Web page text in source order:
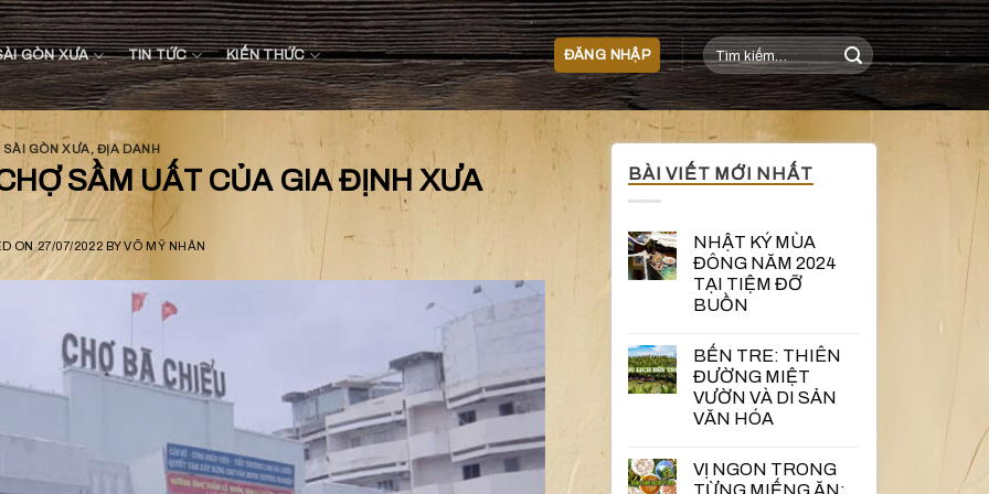
GÒN XƯA TIN TỨC KIẾN THỨC ĐĂNG NHẬP
Tìm
kiếm:
SÀI GÒN XƯA, ĐỊA DANH
SẦM UẤT CỦA GIA ĐỊNH XƯA
ON27/07/2022 BYVÕ MỸ NHÂN
BÀI VIẾT MỚI NHẤT
NHẬT KÝ MÙA
ĐÔNG NĂM 2024
TẠI TIỆM ĐỠ
BUỒN
BẾN TRE: THIÊN
ĐƯỜNG MIỆT
VƯỜN VÀ DI SẢN
VĂN HÓA
VỊ NGON TRONG
TỪNG MIẾNG ĂN: